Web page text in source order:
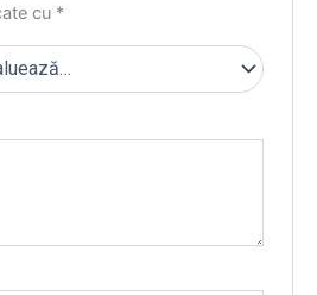
cu *